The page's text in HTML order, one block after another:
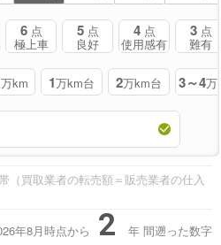
6 点
極上車
5 点
良好
4 点
使用感有
3 点
難有
万km 1万km台 2万km台 3～4万
（買取業者の転売額＝販売業者の仕入
年8月時点から 2 年 間遡った数字